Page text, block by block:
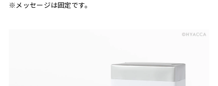
※メッセージは固定です。